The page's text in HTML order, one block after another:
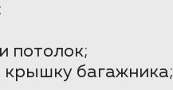
потолок;
крышку багажника;